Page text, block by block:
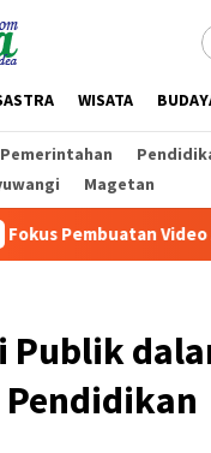
WISATA
Pemerintahan
Magetan
Video AKU HATINYA
Publik